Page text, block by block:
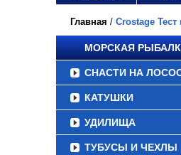
Главная / Crostage Тест
МОРСКАЯ
СНАСТИ НА
КАТУШКИ
УДИЛИЩА
ТУБУСЫ И ЧЕХЛЫ